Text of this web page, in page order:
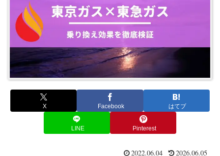
X Facebook はてブ
LINE Pinterest
2022.06.04 2026.06.05